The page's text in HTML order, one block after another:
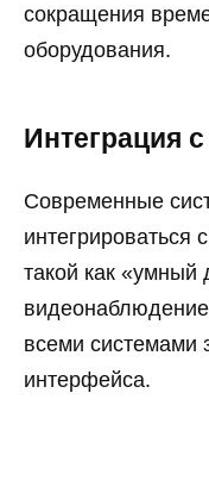
сокращения
оборудования.
Интеграция
Современные
интегрироваться
такой как «умный
всеми системами
интерфейса.